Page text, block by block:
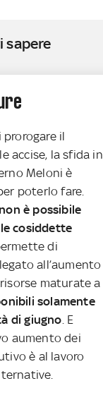
sapere
il
accise, la sfida in
Meloni è
poterlo fare.
non è possibile
cosiddette
di
all’aumento
maturate a
solamente
di giugno. E
aumento dei
è al lavoro